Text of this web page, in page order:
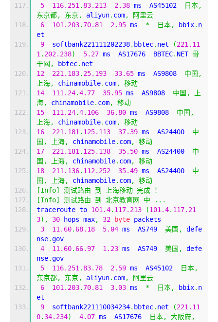
5
116.251 . 83.213 2.38 ms  AS45102
日本,
东京都,
东京, aliyun. com,
阿里云
6
101.203. 70.81 2.95 ms * 日本, bbix. n
et
9
  softbank221111202238
. bbtec. net (221.11
1 . 202.238) 5.27 ms  AS17676  BBTEC. NET 骨
干网,
bbtec. net
12
221.183. 25.193 33.65 ms  AS9808 中国,
上海,
chinamobile. com,
移动
14
111.24.4.77 35.95 ms  AS9808 中国,
上
海,
chinamobile. com,
移动
15
111.24.4.106 36.80 ms  AS9808 中国,
上海,
chinamobile. com,
移动
16
221.181 . 125.113 37.39 ms  AS24400 中
国,
上海, chinamobile. com,
移动
17
221.181 . 125.138 35.50 ms  AS24400 中
国,
上海, chinamobile. com,
移动
18
211.136. 112.252 35.49 ms  AS24400 中
国,
上海, chinamobile. com,
移动
[Info] 测试路由 到 上海移动 完成
！
[Info] 测试路由 到 北京教育网 中
...
traceroute to 101.4. 117.213 (101.4. 117.21
3), 30 hops max, 32 byte packets
3
11.60. 68.18 5.04 ms  AS749 美国,
defe
nse.gov
4
11.60. 66.97 1.23 ms  AS749 美国,
defe
nse.gov
5
116.251 . 83.78 2.59 ms  AS45102
日本,
东京都,
东京, aliyun. com,
阿里云
6
101.203. 70.81 3.03 ms * 日本, bbix. n
et
9
  softbank221110034234
. bbtec. net (221.11
0. 34.234) 4.07 ms  AS17676 日本, 大阪府,